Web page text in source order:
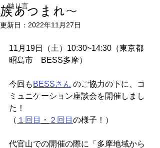
独り言
族あつまれ〜
更新日： 2022年11月27日
11月19日（土）10:30~14:30（東京都
昭島市　BESS多摩）
今回も BESSさん のご協力の下に、コ
ミュニケーション座談会を開催しまし
た！
（ １回目 ・ ２回目 の様子！）
代官山での開催の際に「多摩地域から